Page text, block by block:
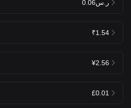
ر.س0.06
₹1.54
¥2.56
£0.01